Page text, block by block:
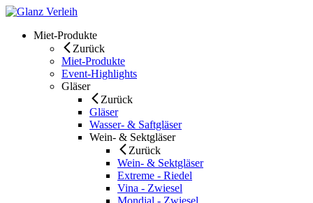
Skip
contentMiet-Produkte
Zurück
Miet-Produkte
Event-Highlights
Gläser
Zurück
Gläser
Wasser- & Saftgläser
Wein- & Sektgläser
Zurück
Wein- & Sektgläser
Extreme - Riedel
Vina - Zwiesel
Mondial - Zwiesel